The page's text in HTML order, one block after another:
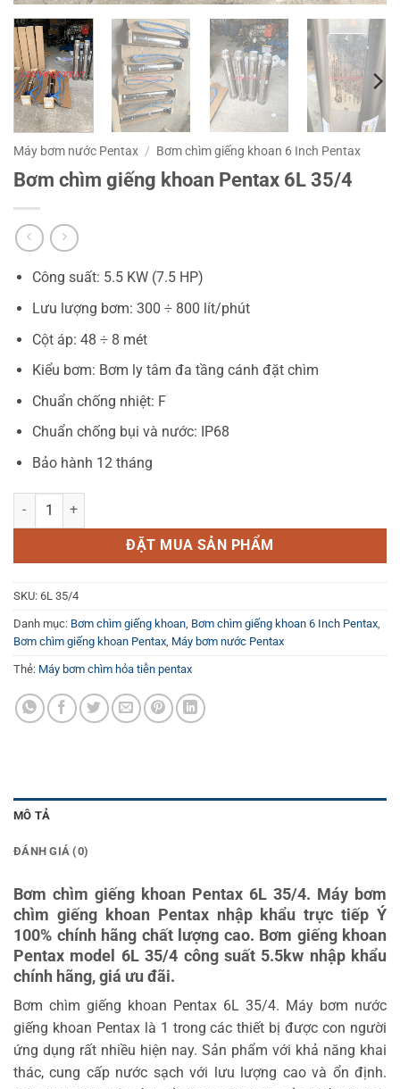
Máy bơm nước Pentax / Bơm chìm giếng khoan 6 Inch Pentax
Bơm chìm giếng khoan Pentax 6L 35/4
Công suất: 5.5 KW (7.5 HP)
Lưu lượng bơm: 300 ÷ 800 lít/phút
Cột áp: 48 ÷ 8 mét
Kiểu bơm: Bơm ly tâm đa tầng cánh đặt chìm
Chuẩn chống nhiệt: F
Chuẩn chống bụi và nước: IP68
Bảo hành 12 tháng
Bơm chìm giếng khoan Pentax 6L 35/4 số lượng
ĐẶT MUA SẢN PHẨM
SKU: 6L 35/4
Danh mục: Bơm chìm giếng khoan Bơm chìm giếng khoan 6 Inch Pentax
Bơm chìm giếng khoan Pentax Máy bơm nước Pentax
Thẻ: Máy bơm chìm hỏa tiễn pentax
MÔ TẢ
ĐÁNH GIÁ (0)
Bơm chìm giếng khoan Pentax 6L 35/4. Máy bơm
chìm giếng khoan Pentax nhập khẩu trực tiếp Ý
100% chính hãng chất lượng cao. Bơm giếng khoan
Pentax model 6L 35/4 công suất 5.5kw nhập khẩu
chính hãng, giá ưu đãi.
Bơm chìm giếng khoan Pentax 6L 35/4. Máy bơm nước
giếng khoan Pentax là 1 trong các thiết bị được con người
ứng dụng rất nhiều hiện nay. Sản phẩm với khả năng khai
thác, cung cấp nước sạch với lưu lượng cao và ổn định.